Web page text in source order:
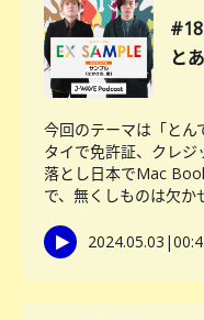
と
今回のテーマは「とん
タイで免許証、クレ
落とし日本でMac
で、無くしものは欠か
2024.05.03 |